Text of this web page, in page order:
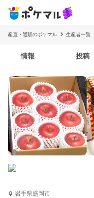
産直・通販のポケマル 生産者一覧
情報 投稿
岩手県盛岡市